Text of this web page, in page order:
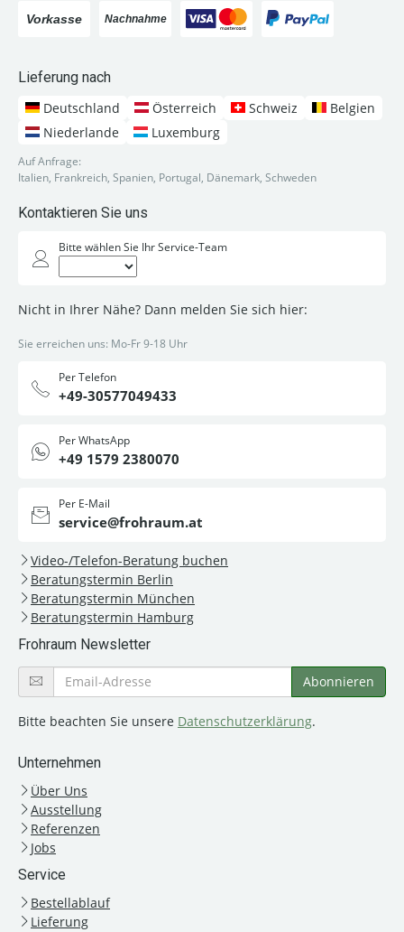
Lieferung nach
Deutschland
Österreich Schweiz
Belgien
Niederlande
Luxemburg
Auf Anfrage:
Italien, Frankreich, Spanien, Portugal, Dänemark, Schweden
Kontaktieren Sie uns
Bitte wählen Sie Ihr Service-Team
Nicht in Ihrer Nähe? Dann melden Sie sich hier:
Sie erreichen uns: Mo-Fr 9-18 Uhr
Per Telefon
+49-30577049433
Per WhatsApp
+49 1579 2380070
Per E-Mail
service@frohraum.at
Video-/Telefon-Beratung buchen
Beratungstermin Berlin
Beratungstermin München
Beratungstermin Hamburg
Frohraum Newsletter
Bitte beachten Sie unsere Datenschutzerklärung.
Unternehmen
Über Uns
Ausstellung
Referenzen
Jobs
Service
Bestellablauf
Lieferung